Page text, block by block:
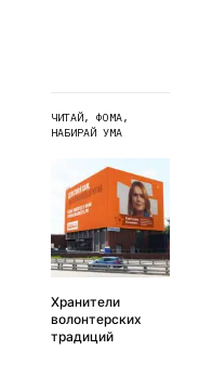
ЧИТАЙ, ФОМА,
НАБИРАЙ УМА
Хранители
волонтерских
традиций